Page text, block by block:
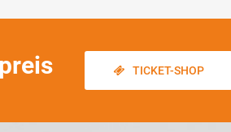
TICKET-SHOP